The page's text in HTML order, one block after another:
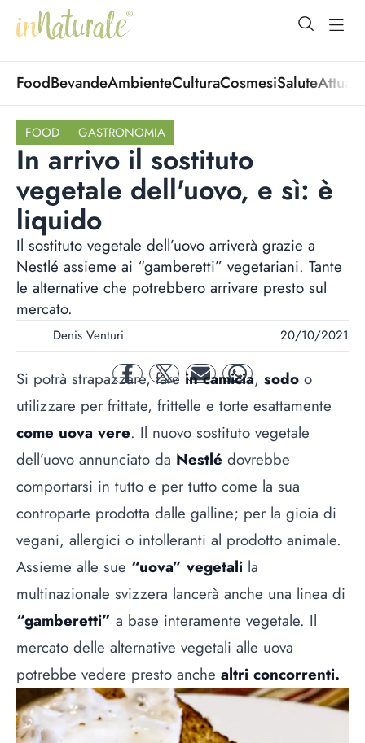
open
FoodBevandeAmbienteCulturaCosmesiSalute
FOOD GASTRONOMIA
In arrivo il sostituto
vegetale dell'uovo, e sì: è
liquido
Il sostituto vegetale dell’uovo arriverà grazie a
Nestlé assieme ai “gamberetti” vegetariani. Tante
le alternative che potrebbero arrivare presto sul
mercato.
Denis Venturi 20/10/2021
facebooktwitter mail whatsapp
Si potrà strapazzare, fare in camicia, sodo o
utilizzare per frittate, frittelle e torte esattamente
come uova vere. Il nuovo sostituto vegetale
dell’uovo annunciato da Nestlé dovrebbe
comportarsi in tutto e per tutto come la sua
controparte prodotta dalle galline; per la gioia di
vegani, allergici o intolleranti al prodotto animale.
Assieme alle sue “uova” vegetali la
multinazionale svizzera lancerà anche una linea di
“gamberetti” a base interamente vegetale. Il
mercato delle alternative vegetali alle uova
potrebbe vedere presto anche altri concorrenti.